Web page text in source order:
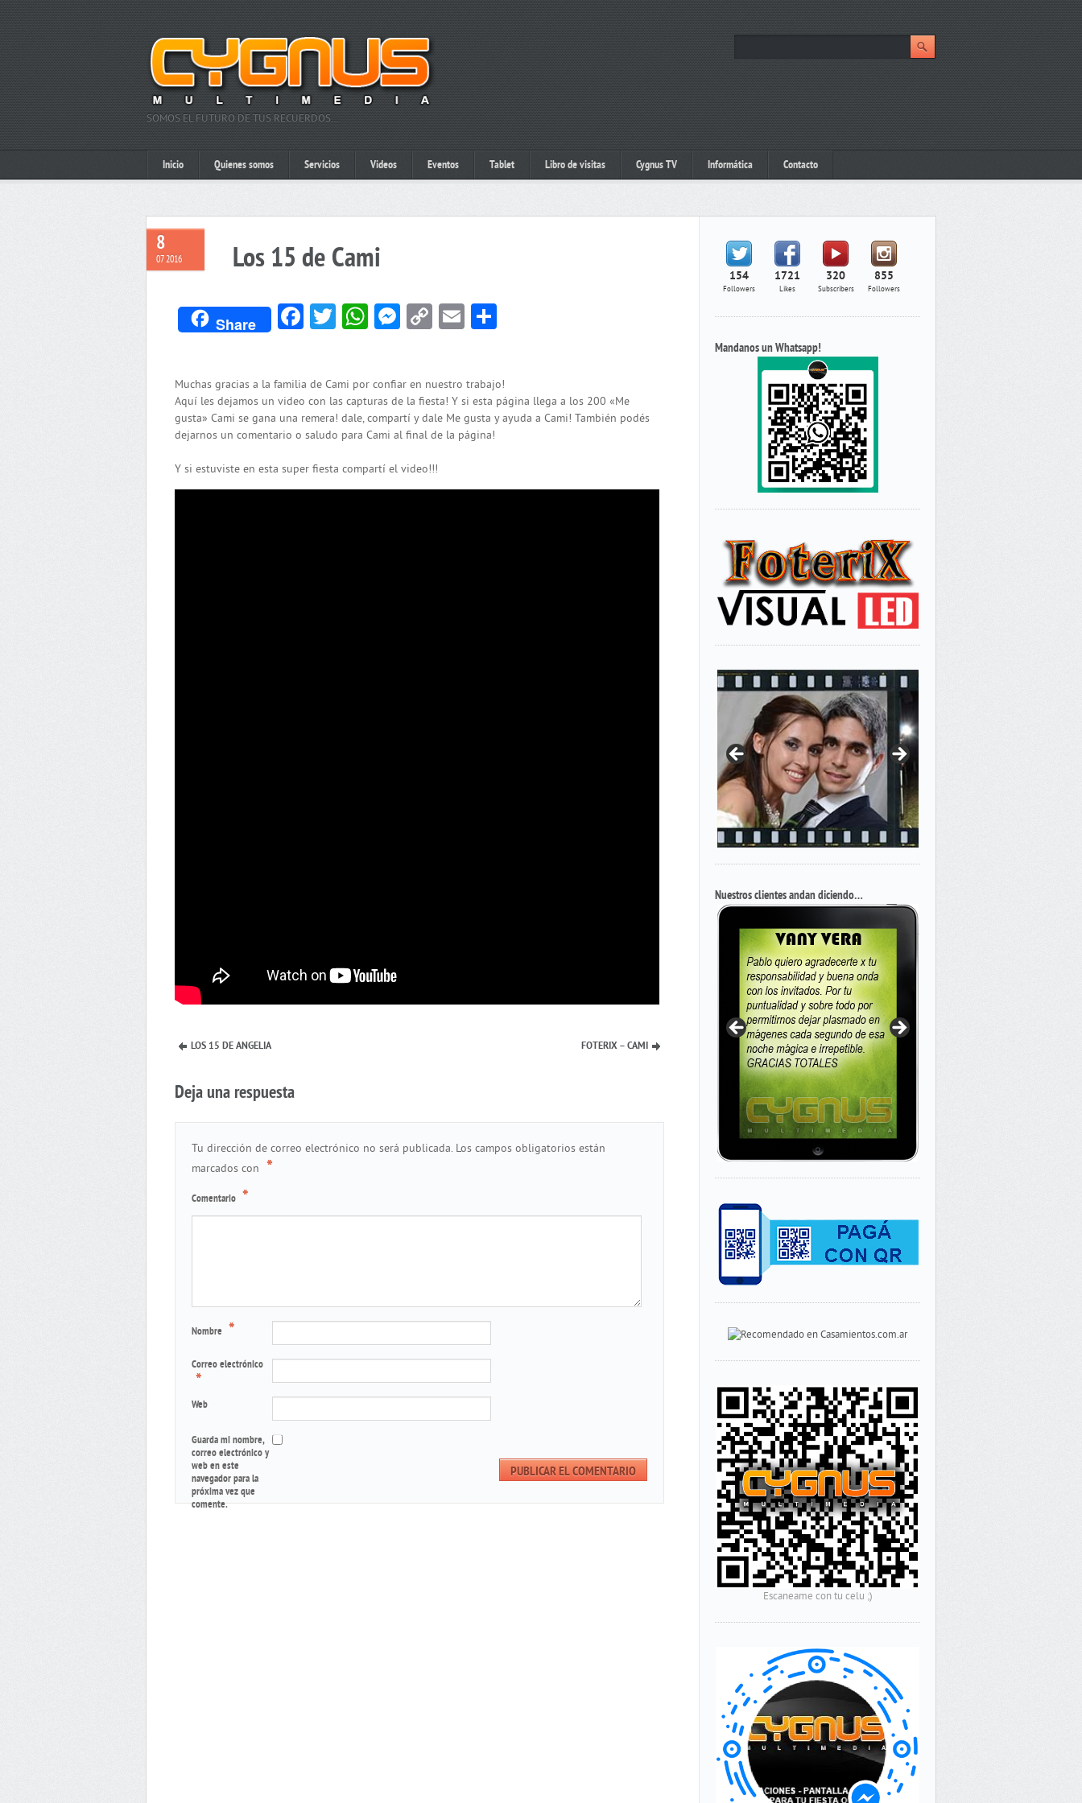
SOMOS EL FUTURO DE TUS RECUERDOS…
Inicio Quienes somos Servicios Videos Eventos Tablet Libro de visitas Cygnus TV Informática Contacto
8
07 2016 Los 15 de Cami
Share Facebook
Twitter
WhatsApp
Messenger
CopyEmail
Muchas gracias a la familia de Cami por confiar en nuestro trabajo!
Aquí les dejamos un video con las capturas de la fiesta! Y si esta página llega a los 200 «Me
gusta» Cami se gana una remera! dale, compartí y dale Me gusta y ayuda a Cami! También podés
dejarnos un comentario o saludo para Cami al final de la página!
Y si estuviste en esta super fiesta compartí el video!!!
LOS 15 DE ANGELIA FOTERIX – CAMI
Deja una respuesta
Tu dirección de correo electrónico no será publicada. Los campos obligatorios están
marcados con *
Comentario *
Nombre *
Correo electrónico
*
Web
Guarda mi nombre,
correo electrónico y
web en este
navegador para la
próxima vez que
comente.
154
Followers
1721
Likes
320
Subscribers
855
Followers
Mandanos un Whatsapp!
Nuestros clientes andan diciendo…
Escaneame con tu celu ;)